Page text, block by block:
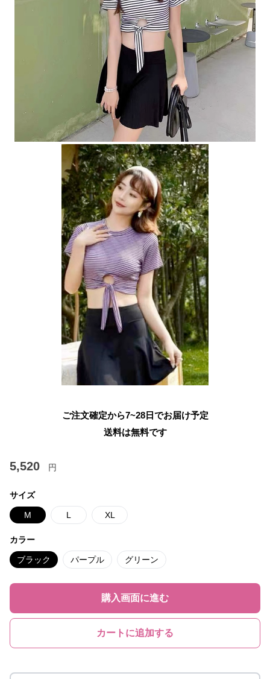
ご注文確定から7~28日でお届け予定
送料は無料です
5,520 円
サイズ
M L XL
カラー
ブラック パープル グリーン
購入画面に進む
カートに追加する